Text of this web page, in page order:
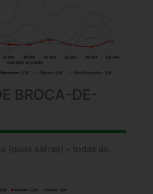
BROCA-DE-
(duas safras) - todas as